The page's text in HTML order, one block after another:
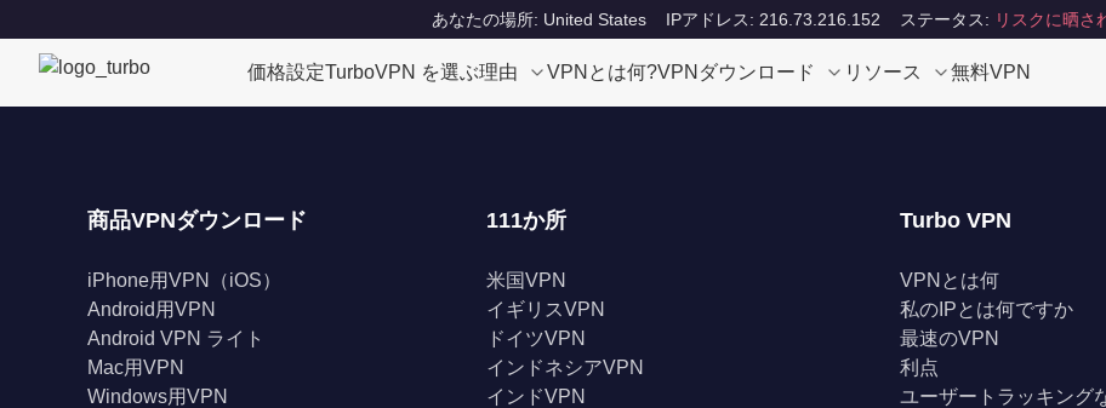
あなたの場所: United States IPアドレス: 216.73.216.152 ステータス: リスクに晒さ
価格設定TurboVPN を選ぶ理由 VPNとは何?VPNダウンロード リソース 無料VPN
商品VPNダウンロード
iPhone用VPN（iOS）
Android用VPN
Android VPN ライト
Mac用VPN
Windows用VPN
111か所
米国VPN
イギリスVPN
ドイツVPN
インドネシアVPN
インドVPN
Turbo VPN
VPNとは何
私のIPとは何ですか
最速のVPN
利点
ユーザートラッキング